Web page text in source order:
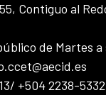
Contiguo al
de Martes
+504 2238-5332